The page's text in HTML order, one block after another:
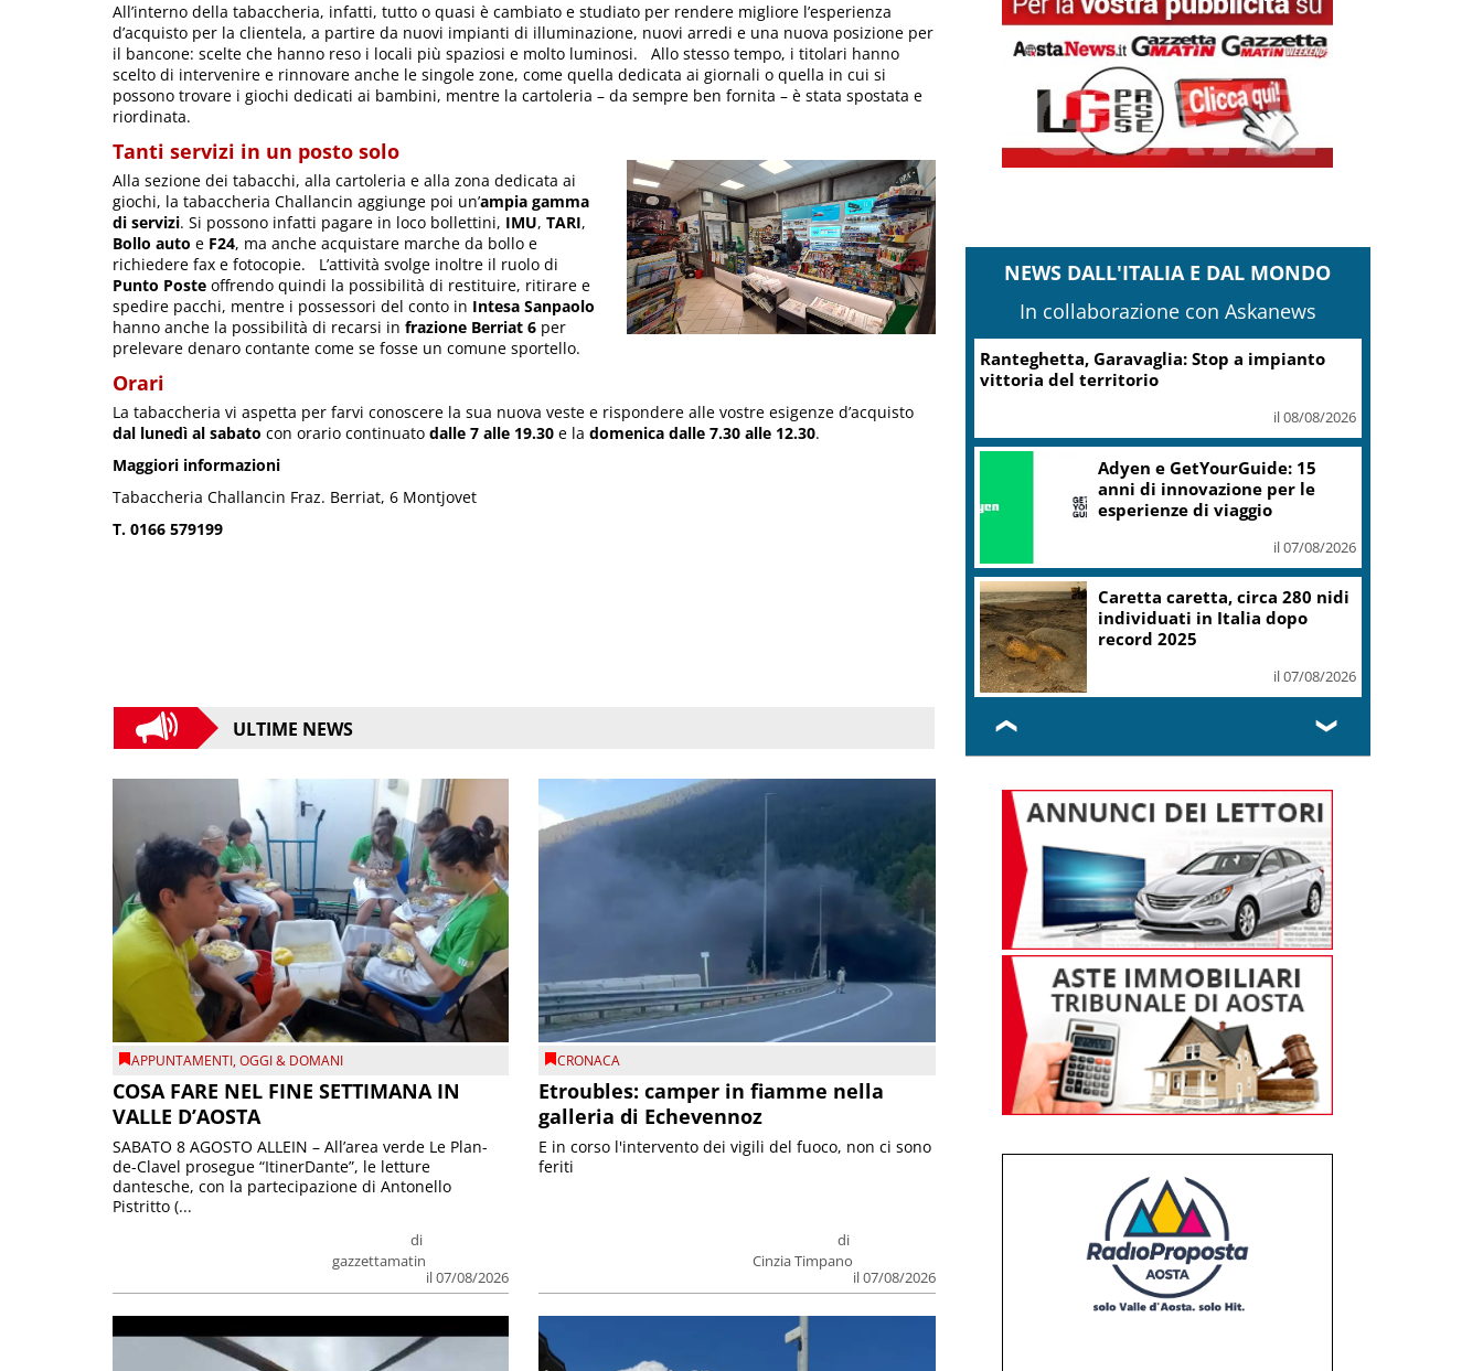
All’interno della tabaccheria, infatti, tutto o quasi è cambiato e studiato per rendere migliore l’esperienza
d’acquisto per la clientela, a partire da nuovi impianti di illuminazione, nuovi arredi e una nuova posizione per
il bancone: scelte che hanno reso i locali più spaziosi e molto luminosi. Allo stesso tempo, i titolari hanno
scelto di intervenire e rinnovare anche le singole zone, come quella dedicata ai giornali o quella in cui si
possono trovare i giochi dedicati ai bambini, mentre la cartoleria – da sempre ben fornita – è stata spostata e
riordinata.
Tanti servizi in un posto solo
Alla sezione dei tabacchi, alla cartoleria e alla zona dedicata ai
giochi, la tabaccheria Challancin aggiunge poi un’ampia gamma
di servizi. Si possono infatti pagare in loco bollettini, IMU, TARI,
Bollo auto e F24, ma anche acquistare marche da bollo e
richiedere fax e fotocopie. L’attività svolge inoltre il ruolo di
Punto Poste offrendo quindi la possibilità di restituire, ritirare e
spedire pacchi, mentre i possessori del conto in Intesa Sanpaolo
hanno anche la possibilità di recarsi in frazione Berriat 6 per
prelevare denaro contante come se fosse un comune sportello.
Orari
La tabaccheria vi aspetta per farvi conoscere la sua nuova veste e rispondere alle vostre esigenze d’acquisto
dal lunedì al sabato con orario continuato dalle 7 alle 19.30 e la domenica dalle 7.30 alle 12.30.
Maggiori informazioni
Tabaccheria Challancin Fraz. Berriat, 6 Montjovet
T. 0166 579199
ULTIME NEWS
APPUNTAMENTI,OGGI & DOMANI
COSA FARE NEL FINE SETTIMANA IN
VALLE D’AOSTA
di
gazzettamatin
il 07/08/2026
SABATO 8 AGOSTO ALLEIN – All’area verde Le Plan-
de-Clavel prosegue “ItinerDante”, le letture
dantesche, con la partecipazione di Antonello
Pistritto (...
CRONACA
Etroubles: camper in fiamme nella
galleria di Echevennoz
di
Cinzia Timpano
il 07/08/2026
E in corso l'intervento dei vigili del fuoco, non ci sono
feriti
NEWS DALL'ITALIA E DAL MONDO
In collaborazione con Askanews
Ranteghetta, Garavaglia: Stop a impianto
vittoria del territorio
il 08/08/2026
Adyen e GetYourGuide: 15
anni di innovazione per le
esperienze di viaggio
il 07/08/2026
Caretta caretta, circa 280 nidi
individuati in Italia dopo
record 2025
il 07/08/2026
❮ ❯